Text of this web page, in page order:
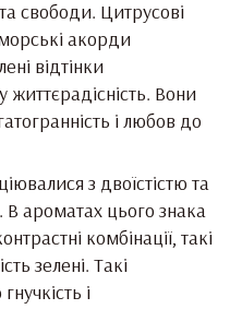
свободи. Цитрусові
акорди
відтінки
Вони
і любов до
з двоїстістю та
ароматах цього знака
комбінації, такі
зелені. Такі
і